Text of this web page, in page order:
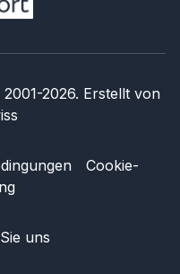
2026. Erstellt von
Cookie-
uns